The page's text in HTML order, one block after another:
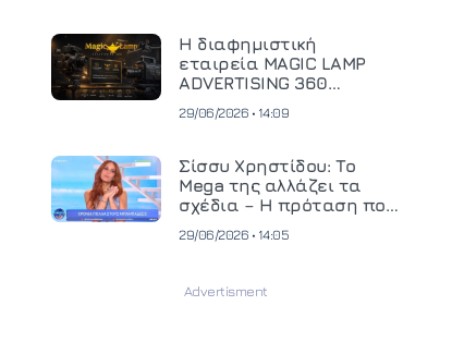
Η διαφημιστική
εταιρεία MAGIC LAMP
ADVERTISING 360
κινηματογραφική
και ανεβάζει τον πήχη
στην παραγωγή
οπτικοακουστικού
περιεχομένου
29/06/2026 • 14:09
Σίσσυ Χρηστίδου: Το
Mega της αλλάζει τα
σχέδια – Η πρόταση που
29/06/2026 • 14:05